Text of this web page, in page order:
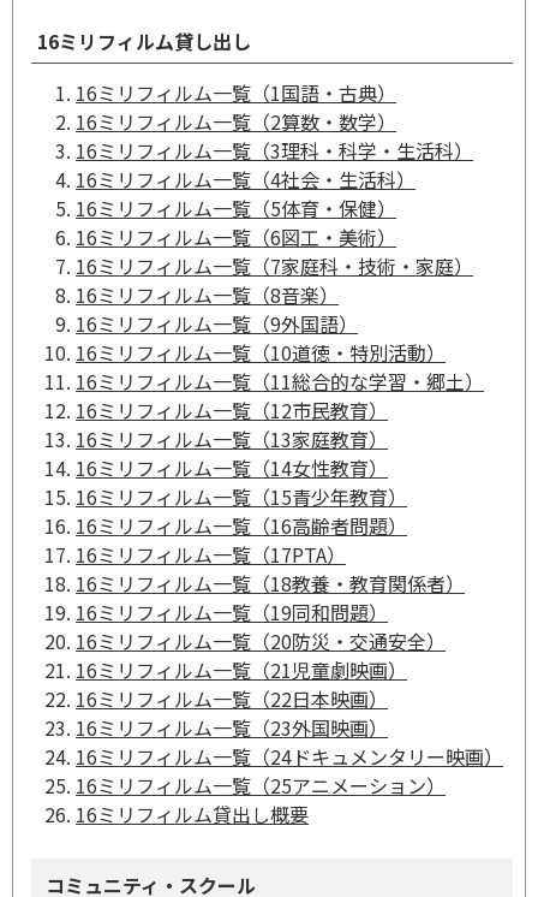
16ミリフィルム貸し出し
16ミリフィルム一覧（1国語・古典）
16ミリフィルム一覧（2算数・数学）
16ミリフィルム一覧（3理科・科学・生活科）
16ミリフィルム一覧（4社会・生活科）
16ミリフィルム一覧（5体育・保健）
16ミリフィルム一覧（6図工・美術）
16ミリフィルム一覧（7家庭科・技術・家庭）
16ミリフィルム一覧（8音楽）
16ミリフィルム一覧（9外国語）
16ミリフィルム一覧（10道徳・特別活動）
16ミリフィルム一覧（11総合的な学習・郷土）
16ミリフィルム一覧（12市民教育）
16ミリフィルム一覧（13家庭教育）
16ミリフィルム一覧（14女性教育）
16ミリフィルム一覧（15青少年教育）
16ミリフィルム一覧（16高齢者問題）
16ミリフィルム一覧（17PTA）
16ミリフィルム一覧（18教養・教育関係者）
16ミリフィルム一覧（19同和問題）
16ミリフィルム一覧（20防災・交通安全）
16ミリフィルム一覧（21児童劇映画）
16ミリフィルム一覧（22日本映画）
16ミリフィルム一覧（23外国映画）
16ミリフィルム一覧（24ドキュメンタリー映画）
16ミリフィルム一覧（25アニメーション）
16ミリフィルム貸出し概要
コミュニティ・スクール